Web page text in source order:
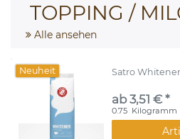
TOPPING /
Alle ansehen
Neuheit Satro
ab 3,51 € *
0.75 Kilogramm